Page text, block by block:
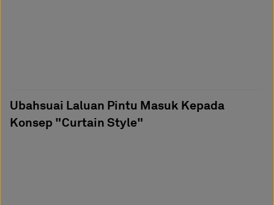
Ubahsuai Laluan Pintu Masuk Kepada
Konsep "Curtain Style"